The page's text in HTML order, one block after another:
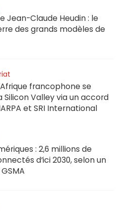
Jean-Claude Heudin : le
des grands modèles de
francophone se
Valley via un accord
et SRI International
: 2,6 millions de
d’ici 2030, selon un